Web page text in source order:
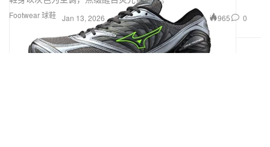
Footwear 球鞋 Jan 13, 2026 965 0